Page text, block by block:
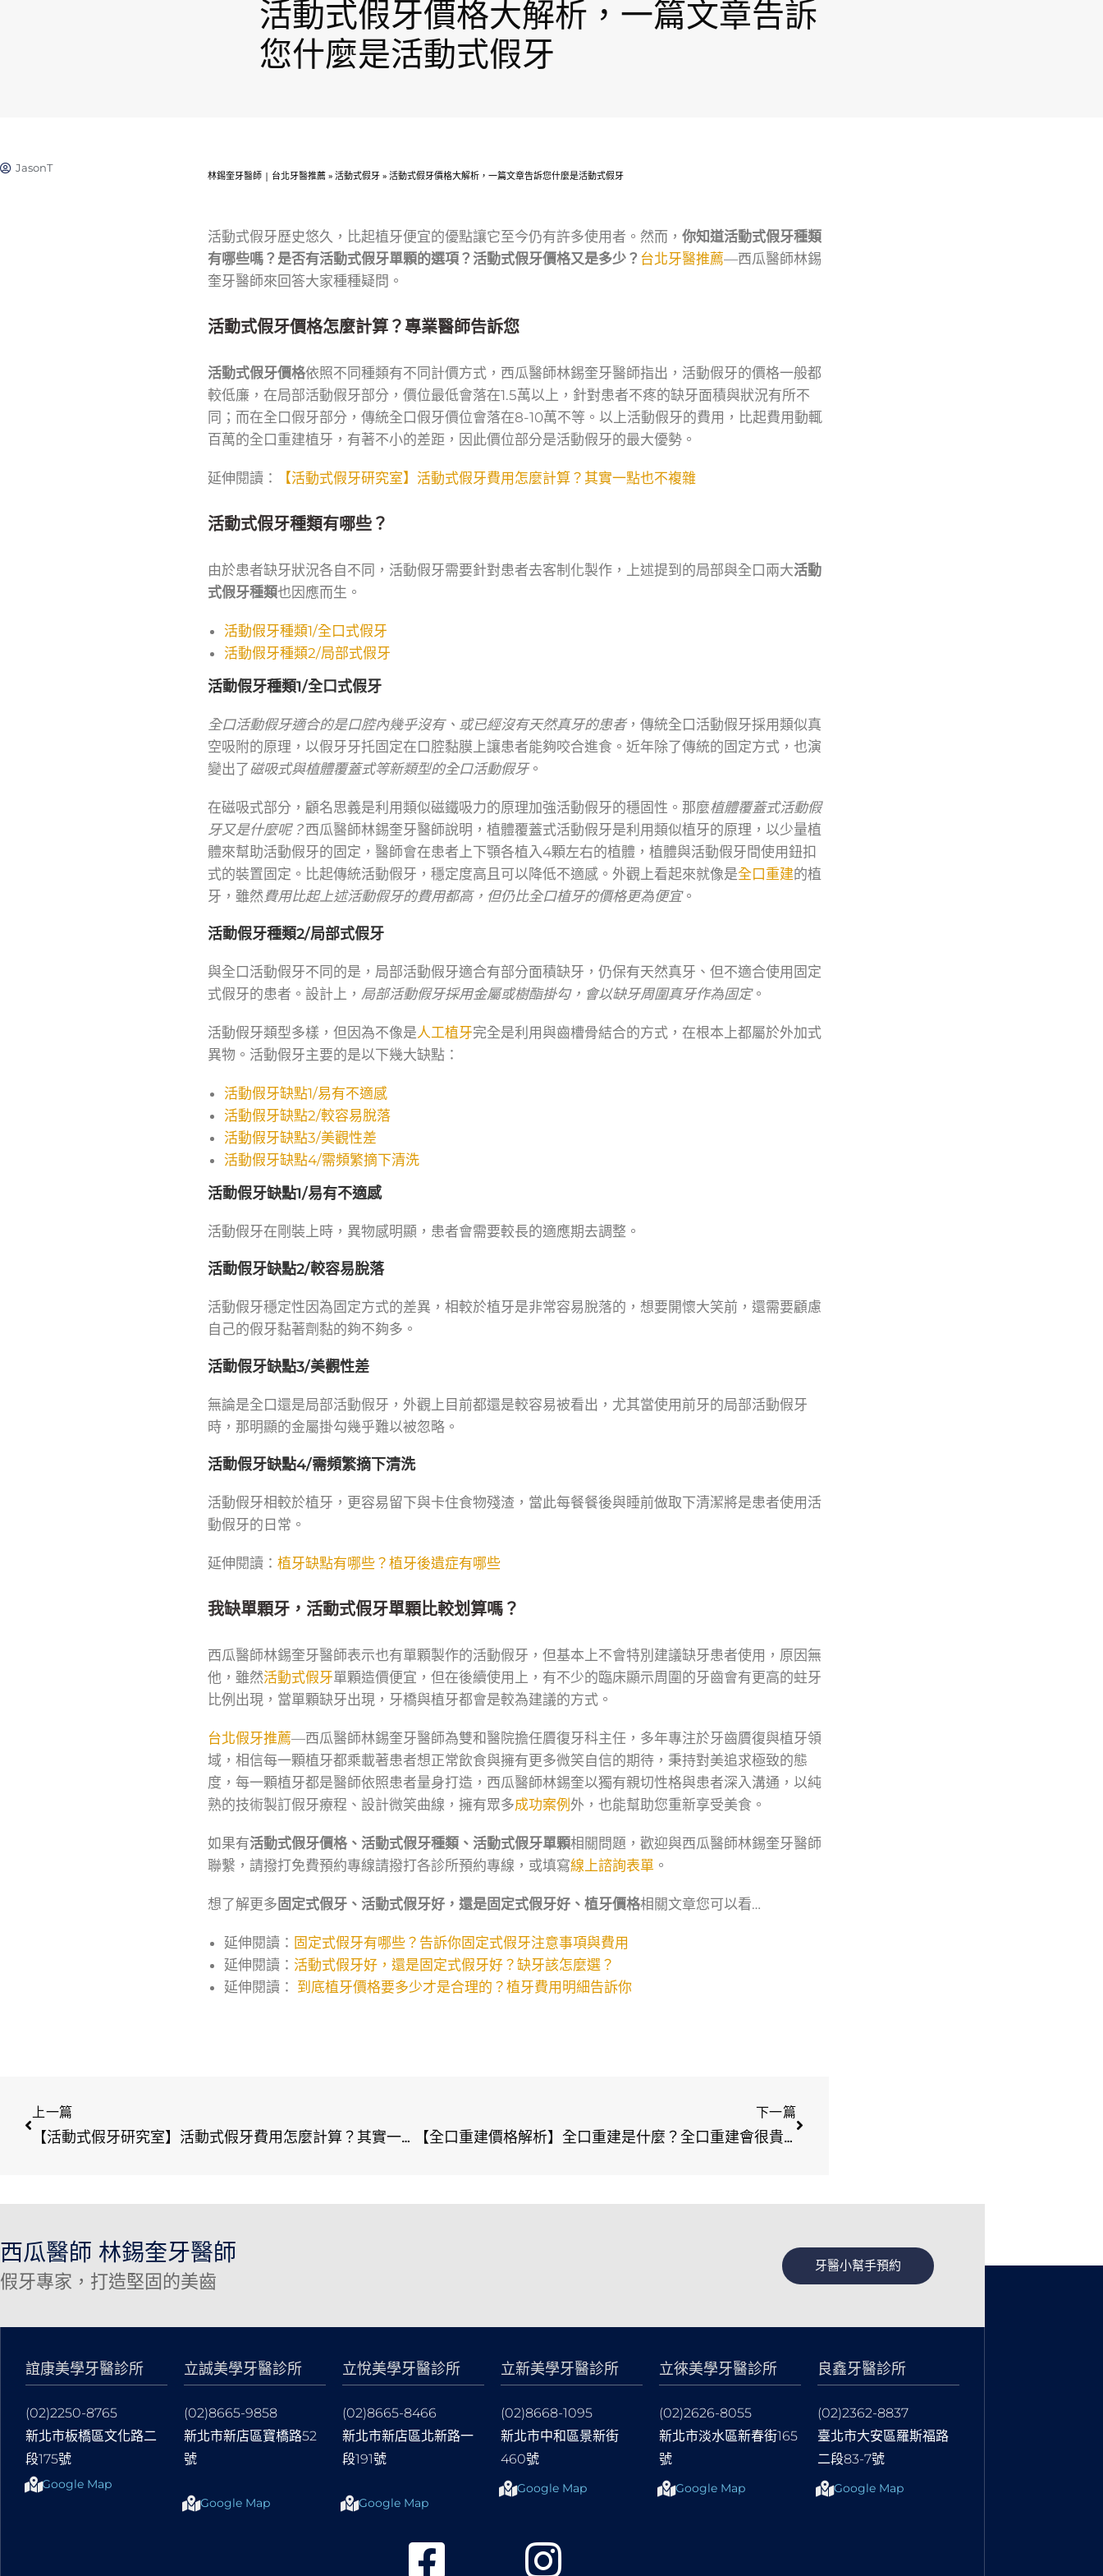
活動式假牙價格大解析，一篇文章告訴
您什麼是活動式假牙
JasonT
林錫奎牙醫師 | 台北牙醫推薦 » 活動式假牙 » 活動式假牙價格大解析，一篇文章告訴您什麼是活動式假牙
活動式假牙歷史悠久，比起植牙便宜的優點讓它至今仍有許多使用者。然而， 你知道活動式假牙種類
有哪些嗎？是否有活動式假牙單顆的選項？活動式假牙價格又是多少？ 台北牙醫推薦—西瓜醫師林錫
奎牙醫師來回答大家種種疑問。
活動式假牙價格怎麼計算？專業醫師告訴您
活動式假牙價格依照不同種類有不同計價方式，西瓜醫師林錫奎牙醫師指出，活動假牙的價格一般都
較低廉，在局部活動假牙部分，價位最低會落在1.5萬以上，針對患者不疼的缺牙面積與狀況有所不
同；而在全口假牙部分，傳統全口假牙價位會落在8-10萬不等。以上活動假牙的費用，比起費用動輒
百萬的全口重建植牙，有著不小的差距，因此價位部分是活動假牙的最大優勢。
延伸閱讀： 【活動式假牙研究室】活動式假牙費用怎麼計算？其實一點也不複雜
活動式假牙種類有哪些？
由於患者缺牙狀況各自不同，活動假牙需要針對患者去客制化製作，上述提到的局部與全口兩大活動
式假牙種類也因應而生。
活動假牙種類1/全口式假牙
活動假牙種類2/局部式假牙
活動假牙種類1/全口式假牙
全口活動假牙適合的是口腔內幾乎沒有、或已經沒有天然真牙的患者，傳統全口活動假牙採用類似真
空吸附的原理，以假牙牙托固定在口腔黏膜上讓患者能夠咬合進食。近年除了傳統的固定方式，也演
變出了磁吸式與植體覆蓋式等新類型的全口活動假牙。
在磁吸式部分，顧名思義是利用類似磁鐵吸力的原理加強活動假牙的穩固性。那麼植體覆蓋式活動假
牙又是什麼呢？西瓜醫師林錫奎牙醫師說明，植體覆蓋式活動假牙是利用類似植牙的原理，以少量植
體來幫助活動假牙的固定，醫師會在患者上下顎各植入4顆左右的植體，植體與活動假牙間使用鈕扣
式的裝置固定。比起傳統活動假牙，穩定度高且可以降低不適感。外觀上看起來就像是全口重建的植
牙，雖然 費用比起上述活動假牙的費用都高，但仍比全口植牙的價格更為便宜。
活動假牙種類2/局部式假牙
與全口活動假牙不同的是，局部活動假牙適合有部分面積缺牙，仍保有天然真牙、但不適合使用固定
式假牙的患者。設計上， 局部活動假牙採用金屬或樹酯掛勾，會以缺牙周圍真牙作為固定。
活動假牙類型多樣，但因為不像是人工植牙完全是利用與齒槽骨結合的方式，在根本上都屬於外加式
異物。活動假牙主要的是以下幾大缺點：
活動假牙缺點1/易有不適感
活動假牙缺點2/較容易脫落
活動假牙缺點3/美觀性差
活動假牙缺點4/需頻繁摘下清洗
活動假牙缺點1/易有不適感
活動假牙在剛裝上時，異物感明顯，患者會需要較長的適應期去調整。
活動假牙缺點2/較容易脫落
活動假牙穩定性因為固定方式的差異，相較於植牙是非常容易脫落的，想要開懷大笑前，還需要顧慮
自己的假牙黏著劑黏的夠不夠多。
活動假牙缺點3/美觀性差
無論是全口還是局部活動假牙，外觀上目前都還是較容易被看出，尤其當使用前牙的局部活動假牙
時，那明顯的金屬掛勾幾乎難以被忽略。
活動假牙缺點4/需頻繁摘下清洗
活動假牙相較於植牙，更容易留下與卡住食物殘渣，當此每餐餐後與睡前做取下清潔將是患者使用活
動假牙的日常。
延伸閱讀： 植牙缺點有哪些？植牙後遺症有哪些
我缺單顆牙，活動式假牙單顆比較划算嗎？
西瓜醫師林錫奎牙醫師表示也有單顆製作的活動假牙，但基本上不會特別建議缺牙患者使用，原因無
他，雖然活動式假牙單顆造價便宜，但在後續使用上，有不少的臨床顯示周圍的牙齒會有更高的蛀牙
比例出現，當單顆缺牙出現，牙橋與植牙都會是較為建議的方式。
台北假牙推薦—西瓜醫師林錫奎牙醫師為雙和醫院擔任贗復牙科主任，多年專注於牙齒贗復與植牙領
域，相信每一顆植牙都乘載著患者想正常飲食與擁有更多微笑自信的期待，秉持對美追求極致的態
度，每一顆植牙都是醫師依照患者量身打造，西瓜醫師林錫奎以獨有親切性格與患者深入溝通，以純
熟的技術製訂假牙療程、設計微笑曲線，擁有眾多成功案例 外，也能幫助您重新享受美食。
如果有活動式假牙價格、活動式假牙種類、活動式假牙單顆相關問題，歡迎與西瓜醫師林錫奎牙醫師
聯繫，請撥打免費預約專線請撥打各診所預約專線，或填寫線上諮詢表單 。
想了解更多 固定式假牙、活動式假牙好，還是固定式假牙好、植牙價格相關文章您可以看…
延伸閱讀： 固定式假牙有哪些？告訴你固定式假牙注意事項與費用
延伸閱讀： 活動式假牙好，還是固定式假牙好？缺牙該怎麼選？
延伸閱讀： 到底植牙價格要多少才是合理的？植牙費用明細告訴你
上一篇
【活動式假牙研究室】活動式假牙費用怎麼計算？其實一點也不複雜
下一篇
【全口重建價格解析】全口重建是什麼？全口重建會很貴嗎？
西瓜醫師 林錫奎牙醫師
假牙專家，打造堅固的美齒
牙醫小幫手預約
誼康美學牙醫診所
(02)2250-8765
新北市板橋區文化路二
段175號
Google Map
立誠美學牙醫診所
(02)8665-9858
新北市新店區寶橋路52
號
Google Map
立悅美學牙醫診所
(02)8665-8466
新北市新店區北新路一
段191號
Google Map
立新美學牙醫診所
(02)8668-1095
新北市中和區景新街
460號
Google Map
立徠美學牙醫診所
(02)2626-8055
新北市淡水區新春街165
號
Google Map
良鑫牙醫診所
(02)2362-8837
臺北市大安區羅斯福路
二段83-7號
Google Map